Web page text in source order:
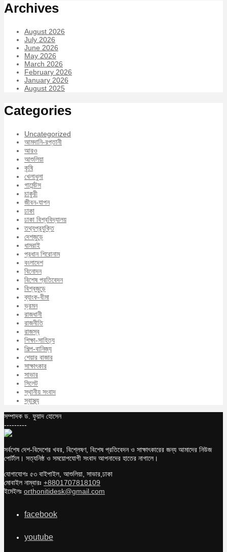
Archives
August 2026
July 2026
June 2026
May 2026
March 2026
February 2026
January 2026
August 2025
Categories
Uncategorized
আমদানি-রপ্তানী
আরও
আশুলিয়া
কৃষি
খেলাধুলা
গার্মেন্টস
চাকুরী
জীবন-যাপন
ঢাকা
ঢাকা বিশ্ববিদ্যালয়
তথ্যপ্রযুক্তি
দেশজুড়ে
ধামরাই
প্রধান শিরোনাম
বংলাদেশ
বিনোদন
বিশেষ প্রতিবেদন
বিশ্বজুড়ে
ব্যাংক-বীমা
ভ্রমন
রাজধানী
রাজনীতি
রাজস্ব
শিক্ষা-সাহিত্য
শিল্প-বানিজ্য
শেয়ার বাজার
সাক্ষাৎকার
সাভার
সিলেট
স্থানীয় সংবাদ
স্বাস্থ্য
সম্পাদক ড. ফুয়াদ হোসেন
---------
সর্বশেষ দেশ-বিদেশের খবর, বিশ্লেষণ, বিশেষ প্রতিবেদন ও সাক্ষাৎকারের জন্য আমাদের নিউজ
পোর্টাল। সত্যনিষ্ঠ ও সময়োপযোগী সংবাদ আপনাদের হাতের নাগালে।
যোগাযোগঃ ৫৩ বাইপাইল, আশুলিয়া, সাভার,ঢাকা
মোবাইল নাম্বারঃ +8801707818109
ইমেইলঃ orthonitidesk@gmail.com
facebook
youtube